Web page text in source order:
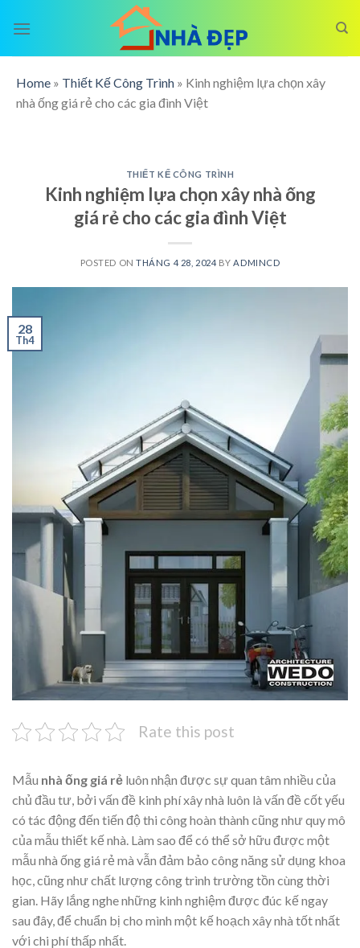
Home » Thiết Kế Công Trình » Kinh nghiệm lựa chọn xây
nhà ống giá rẻ cho các gia đình Việt
THIẾT KẾ CÔNG TRÌNH
Kinh nghiệm lựa chọn xây nhà ống
giá rẻ cho các gia đình Việt
POSTED ONTHÁNG 4 28, 2024 BYADMINCD
28
Th4
Rate this post
Mẫu nhà ống giá rẻ luôn nhận được sự quan tâm nhiều của
chủ đầu tư, bởi vấn đề kinh phí xây nhà luôn là vấn đề cốt yếu
có tác động đến tiến độ thi công hoàn thành cũng như quy mô
của mẫu thiết kế nhà. Làm sao để có thể sở hữu được một
mẫu nhà ống giá rẻ mà vẫn đảm bảo công năng sử dụng khoa
học, cũng như chất lượng công trình trường tồn cùng thời
gian. Hãy lắng nghe những kinh nghiệm được đúc kế ngay
sau đây, để chuẩn bị cho mình một kế hoạch xây nhà tốt nhất
với chi phí thấp nhất.